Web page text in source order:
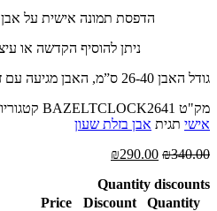
הדפסת תמונה אישית על
ניתן להוסיף הקדשה או
גודל האבן 26-40 ס”מ, האבן מגיעה עם זוג רגליים עשויים מפלסטיק שחור
מק"ט BAZELTCLOCK2641
אישי תגית אבן בזלת שעון
₪340.00
המחיר
היה:
₪340.00.
₪290.00
הוא:
₪290.00.
Quantity discounts
Quantity
Discount
Price